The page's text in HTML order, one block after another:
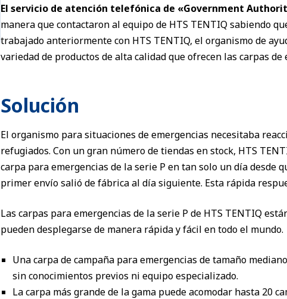
El servicio de atención telefónica de «Government
manera que contactaron al equipo de HTS TENTIQ sabiendo
trabajado anteriormente con HTS TENTIQ, el organismo de
variedad de productos de alta calidad que ofrecen las carpas de
Solución
El organismo para situaciones de emergencias necesitaba
refugiados. Con un gran número de tiendas en stock, HTS
carpa para emergencias de la serie P en tan solo un día desde
primer envío salió de fábrica al día siguiente. Esta rápida
Las carpas para emergencias de la serie P de HTS TENTIQ
pueden desplegarse de manera rápida y fácil en todo el mundo.
Una carpa de campaña para emergencias de tamaño
sin conocimientos previos ni equipo especializado.
La carpa más grande de la gama puede acomodar hasta 20